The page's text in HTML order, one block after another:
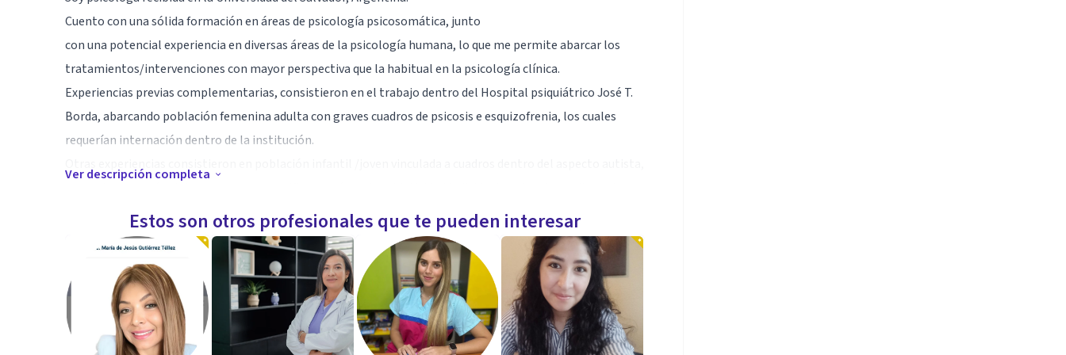
Cuento con una sólida formación en áreas de psicología psicosomática, junto
con una potencial experiencia en diversas áreas de la psicología humana, lo que me permite abarcar los
tratamientos/intervenciones con mayor perspectiva que la habitual en la psicología clínica.
Experiencias previas complementarias, consistieron en el trabajo dentro del Hospital psiquiátrico José T.
Borda, abarcando población femenina adulta con graves cuadros de psicosis e esquizofrenia, los cuales
requerían internación dentro de la institución.
cautelosa observación, captar y desplegar las mismas con cada paciente, las cuales permitieron, en su
tratamiento, mayor conexión con su mundo externo, logrando incluso hasta vincularse con el.
Actualmente aboco mi consultorio a pacientes dentro del rango juvenil/adulto, quienes quieran dar un
notable cambio en su vida, liberándose de todo patrón previo y/o sanando el pasado.
Especialidad
Dedico mis sesiones a enlazar aspectos de tu historia junto con los de tu actualidad, identificando patrones
Ver descripción completa
Estos son otros profesionales que te pueden interesar